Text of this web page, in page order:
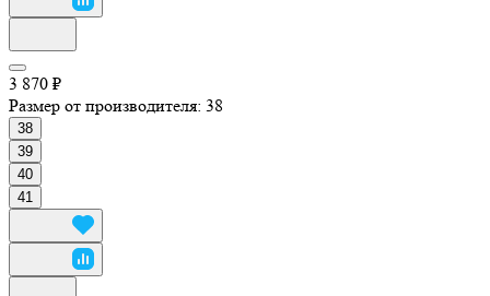
3 870 ₽
Размер от производителя: 38
38
39
40
41